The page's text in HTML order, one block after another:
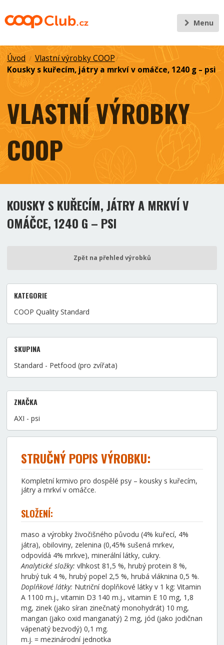
Menu
Úvod / Vlastní výrobky COOP/
Kousky s kuřecím, játry a mrkví v omáčce, 1240 g – psi
VLASTNÍ VÝROBKY
COOP
KOUSKY S KUŘECÍM, JÁTRY A MRKVÍ V
OMÁČCE, 1240 G – PSI
Zpět na přehled výrobků
KATEGORIE
COOP Quality Standard
SKUPINA
Standard - Petfood (pro zvířata)
ZNAČKA
AXI - psi
STRUČNÝ POPIS VÝROBKU:
Kompletní krmivo pro dospělé psy – kousky s kuřecím,
játry a mrkví v omáčce.
SLOŽENÍ:
maso a výrobky živočišného původu (4% kuřecí, 4%
játra), obiloviny, zelenina (0,45% sušená mrkev,
odpovídá 4% mrkve), minerální látky, cukry.
Analytické složky: vlhkost 81,5 %, hrubý protein 8 %,
hrubý tuk 4 %, hrubý popel 2,5 %, hrubá vláknina 0,5 %.
Doplňkové látky: Nutriční doplňkové látky v 1 kg: Vitamin
A 1100 m.j., vitamin D3 140 m.j., vitamin E 10 mg, 1,8
mg, zinek (jako síran zinečnatý monohydrát) 10 mg,
mangan (jako oxid manganatý) 2 mg, jód (jako jodičnan
vápenatý bezvodý) 0,1 mg.
m.j. = mezinárodní jednotka